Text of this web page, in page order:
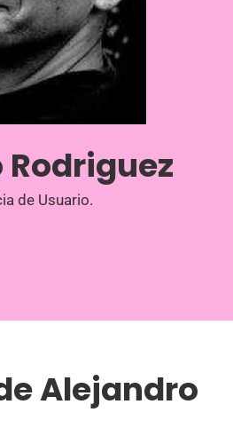
de Usuario.
Alejandro